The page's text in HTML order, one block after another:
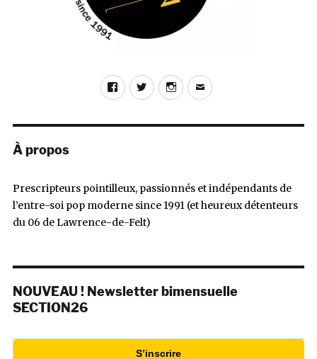
FacebookTwitterInstagram
E-
À propos
Prescripteurs pointilleux, passionnés et indépendants de
l’entre-soi pop moderne since 1991 (et heureux détenteurs
du 06 de Lawrence-de-Felt)
NOUVEAU ! Newsletter bimensuelle
SECTION26
S’inscrire